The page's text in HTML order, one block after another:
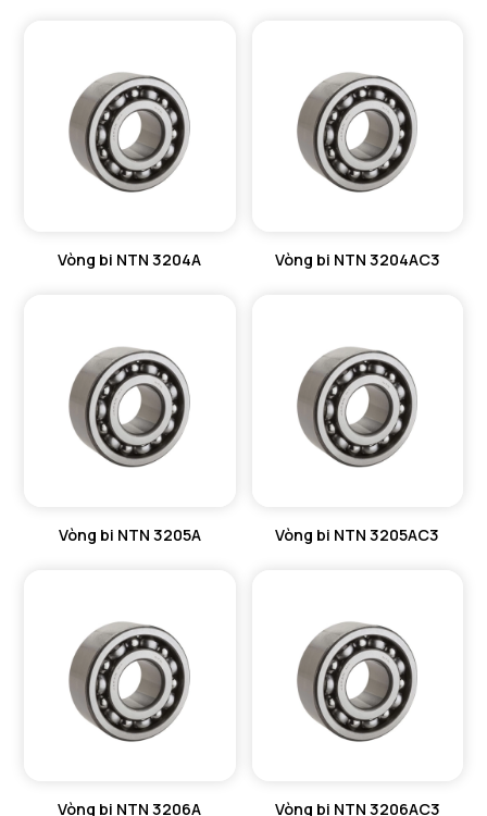
Vòng bi NTN 3204A Vòng bi NTN 3204AC3
Vòng bi NTN 3205A Vòng bi NTN 3205AC3
Vòng bi NTN 3206A Vòng bi NTN 3206AC3